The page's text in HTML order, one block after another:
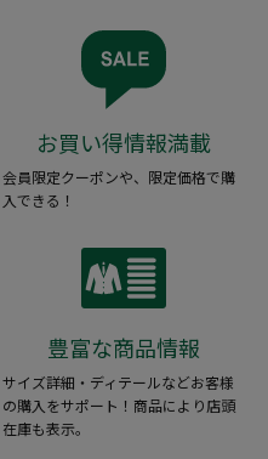
お買い得情報満載
会員限定クーポンや、限定価格で購
入できる！
豊富な商品情報
サイズ詳細・ディテールなどお客様
の購入をサポート！商品により店頭
在庫も表示。